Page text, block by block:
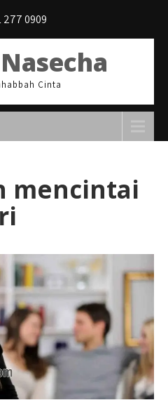
277 0909
Cinta
mencintai